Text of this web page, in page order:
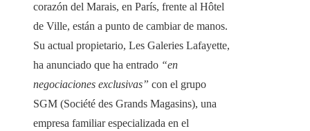
corazón del Marais, en París, frente al Hôtel
de Ville, están a punto de cambiar de manos.
Su actual propietario, Les Galeries Lafayette,
ha anunciado que ha entrado “en
negociaciones exclusivas” con el grupo
SGM (Société des Grands Magasins), una
empresa familiar especializada en el